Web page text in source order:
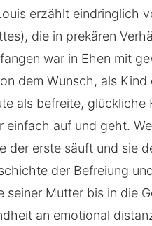
erzählt eindringlich
die in prekären
war in Ehen mit
dem Wunsch, als
als befreite, glückliche
einfach auf und geht.
der erste säuft und sie
der Befreiung
seiner Mutter bis in die
an emotional